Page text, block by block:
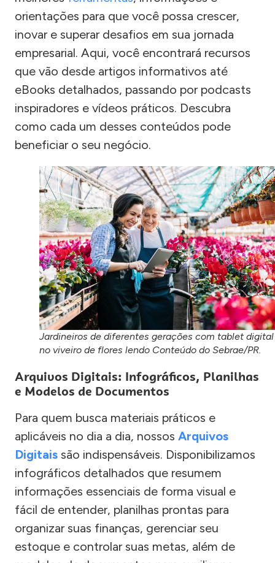
orientações para que você possa crescer,
inovar e superar desafios em sua jornada
empresarial. Aqui, você encontrará recursos
que vão desde artigos informativos até
eBooks detalhados, passando por podcasts
inspiradores e vídeos práticos. Descubra
como cada um desses conteúdos pode
beneficiar o seu negócio.
Jardineiros de diferentes gerações com tablet digital
no viveiro de flores lendo Conteúdo do Sebrae/PR.
Arquivos Digitais: Infográficos, Planilhas
e Modelos de Documentos
Para quem busca materiais práticos e
aplicáveis no dia a dia, nossos Arquivos
Digitais são indispensáveis. Disponibilizamos
infográficos detalhados que resumem
informações essenciais de forma visual e
fácil de entender, planilhas prontas para
organizar suas finanças, gerenciar seu
estoque e controlar suas metas, além de